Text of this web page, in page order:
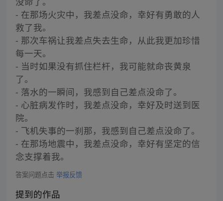
- 在那场火灾中，我差点没命，幸好有勇敢的人
救了我。
- 那次车祸让我差点失去生命，从此我更加珍惜
每一天。
- 当时如果没有抓住栏杆，我可能就命丧黄泉
了。
- 落水的一瞬间，我感到自己差点没命了。
- 心脏病发作时，我差点没命，幸好及时送到医
院。
- 飞机失事的一刹那，我感到自己差点没命了。
- 在那场地震中，我差点没命，幸好有坚定的信
念支撑着我。
答案问题点击 举报反馈
提到的作品